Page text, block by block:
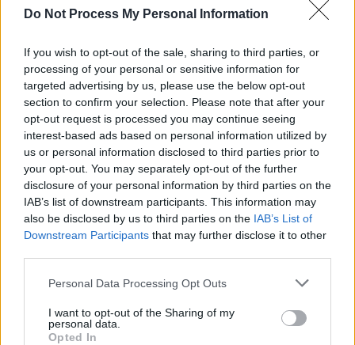
Do Not Process My Personal Information
If you wish to opt-out of the sale, sharing to third parties, or
processing of your personal or sensitive information for
targeted advertising by us, please use the below opt-out
section to confirm your selection. Please note that after your
opt-out request is processed you may continue seeing
interest-based ads based on personal information utilized by
us or personal information disclosed to third parties prior to
your opt-out. You may separately opt-out of the further
disclosure of your personal information by third parties on the
IAB’s list of downstream participants. This information may
also be disclosed by us to third parties on the IAB’s List of
Downstream Participants that may further disclose it to other
Personal Data Processing Opt Outs
I want to opt-out of the Sharing of my
personal data.
Opted In